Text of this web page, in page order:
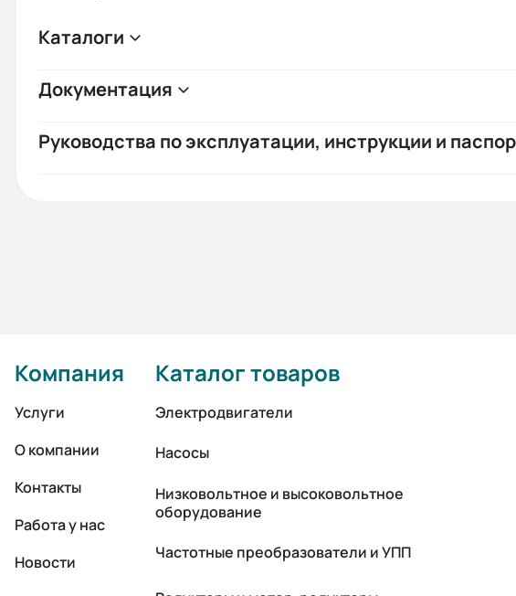
Каталоги
Документация
Руководства по эксплуатации, инструкции и
Компания
Услуги
О компании
Контакты
Работа у нас
Новости
Каталог товаров
Электродвигатели
Насосы
Низковольтное и высоковольтное
оборудование
Частотные преобразователи и УПП